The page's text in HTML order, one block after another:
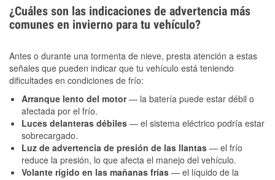
¿Cuáles son las indicaciones de advertencia más
comunes en invierno para tu vehículo?
Antes o durante una tormenta de nieve, presta atención a estas
señales que pueden indicar que tu vehículo está teniendo
dificultades en condiciones de frío:
Arranque lento del motor— la batería puede estar débil o
afectada por el frío.
Luces delanteras débiles — el sistema eléctrico podría estar
sobrecargado.
Luz de advertencia de presión de las llantas — el frío
reduce la presión, lo que afecta el manejo del vehículo.
Volante rígido en las mañanas frías — el líquido de la